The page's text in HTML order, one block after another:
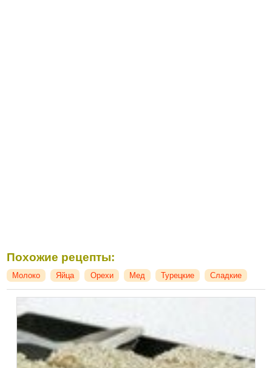
Похожие рецепты:
Молоко Яйца Орехи Мед Турецкие Сладкие